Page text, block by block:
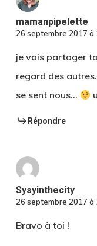
mamanpipelette
26 septembre 2017 à
je vais partager
regard des
se sent nous…
Répondre
Sysyinthecity
26 septembre 2017 à
Bravo à toi !